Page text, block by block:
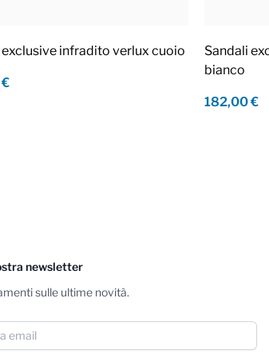
exclusive infradito verlux cuoio
Sandali
bianco
182,00 €
newsletter
sulle ultime novità.